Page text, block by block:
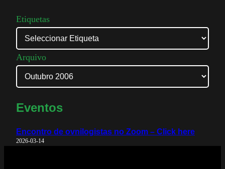
Etiquetas
Arquivo
Eventos
Encontro de ovnilogistas no Zoom – Click here
2026-03-14